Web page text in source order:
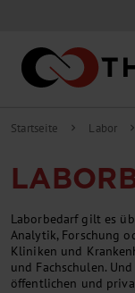
Startseite chevron_right Labor chevron_right
Laborbedarf gilt es
Analytik, Forschung
Kliniken und
und Fachschulen.
öffentlichen und